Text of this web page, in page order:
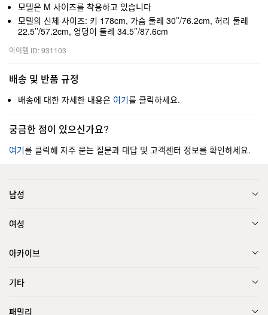
모델은 M 사이즈를 착용하고 있습니다
모델의 신체 사이즈: 키 178cm, 가슴 둘레 30’’/76.2cm, 허리 둘레
22.5’’/57.2cm, 엉덩이 둘레 34.5’’/87.6cm
아이템 ID: 931103
배송 및 반품 규정
배송에 대한 자세한 내용은 여기를 클릭하세요.
궁금한 점이 있으신가요?
여기를 클릭해 자주 묻는 질문과 대답 및 고객센터 정보를 확인하세요.
남성
여성
아카이브
기타
패밀리